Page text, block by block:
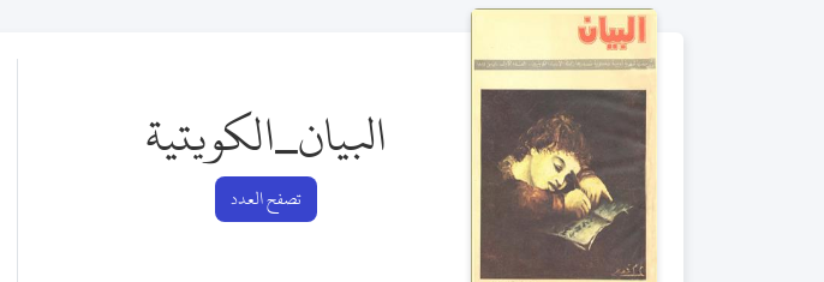
البيان_الكويتية
تصفح العدد